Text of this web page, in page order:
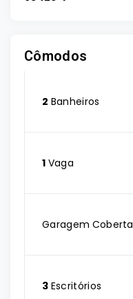
Cômodos
2 Banheiros
1 Vaga
Garagem Coberta
3 Escritórios